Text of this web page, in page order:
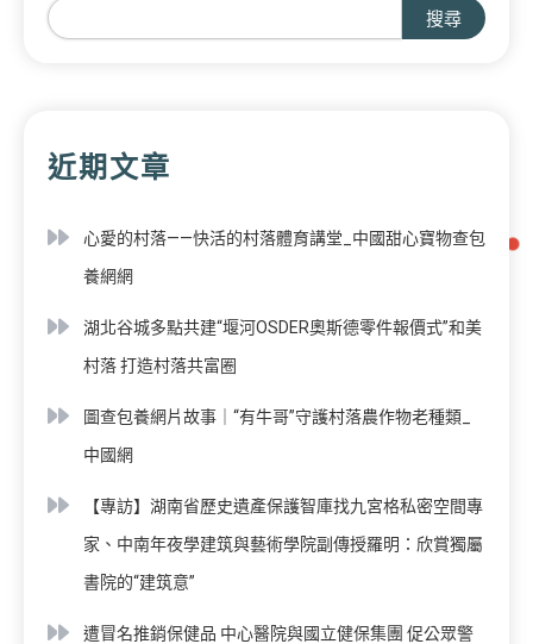
搜尋
近期文章
心愛的村落——快活的村落體育講堂_中國甜心寶物查包
養網網
湖北谷城多點共建“堰河OSDER奧斯德零件報價式”和美
村落 打造村落共富圈
圖查包養網片故事｜“有牛哥”守護村落農作物老種類_
中國網
【專訪】湖南省歷史遺產保護智庫找九宮格私密空間專
家、中南年夜學建筑與藝術學院副傳授羅明：欣賞獨屬
書院的“建筑意”
遭冒名推銷保健品 中心醫院與國立健保集團 促公眾警